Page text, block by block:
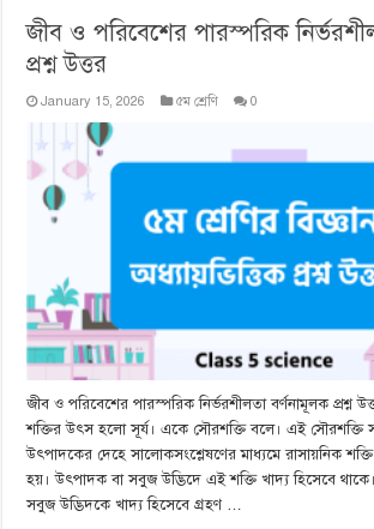
জীব ও পরিবেশের পারস্পরিক
প্রশ্ন উত্তর
January 15, 2026 ৫ম শ্রেণি 0
জীব ও পরিবেশের পারস্পরিক নির্ভরশীলতা বর্ণনামূলক প্রশ্ন
শক্তির উৎস হলো সূর্য। একে সৌরশক্তি বলে। এই সৌরশক্তি
উৎপাদকের দেহে সালোকসংশ্লেষণের মাধ্যমে রাসায়নিক
হয়। উৎপাদক বা সবুজ উদ্ভিদে এই শক্তি খাদ্য হিসেবে
সবুজ উদ্ভিদকে খাদ্য হিসেবে গ্রহণ …